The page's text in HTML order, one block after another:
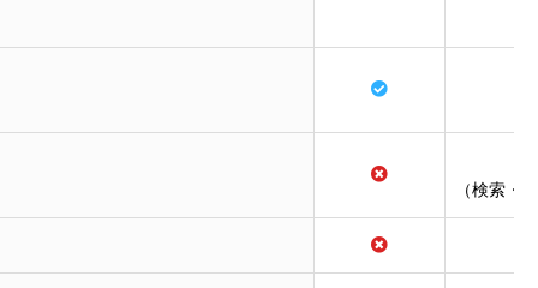
（検索・